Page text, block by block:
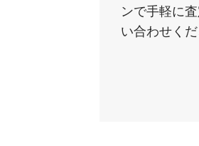
ンで手軽に
い合わせく